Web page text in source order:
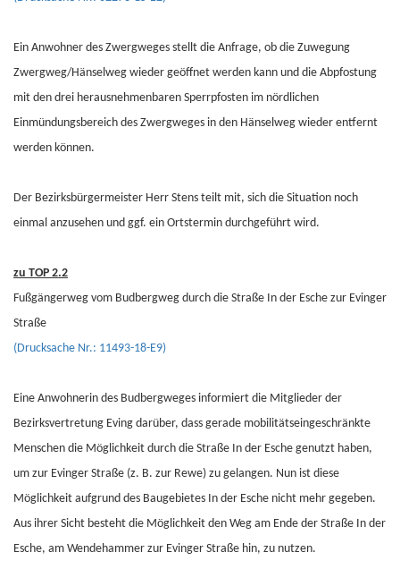
Ein Anwohner des Zwergweges stellt die Anfrage, ob die Zuwegung
Zwergweg/Hänselweg wieder geöffnet werden kann und die Abpfostung
mit den drei herausnehmenbaren Sperrpfosten im nördlichen
Einmündungsbereich des Zwergweges in den Hänselweg wieder entfernt
werden können.
Der Bezirksbürgermeister Herr Stens teilt mit, sich die Situation noch
einmal anzusehen und ggf. ein Ortstermin durchgeführt wird.
zu TOP 2.2
Fußgängerweg vom Budbergweg durch die Straße In der Esche zur Evinger
Straße
(Drucksache Nr.: 11493-18-E9)
Eine Anwohnerin des Budbergweges informiert die Mitglieder der
Bezirksvertretung Eving darüber, dass gerade mobilitätseingeschränkte
Menschen die Möglichkeit durch die Straße In der Esche genutzt haben,
um zur Evinger Straße (z. B. zur Rewe) zu gelangen. Nun ist diese
Möglichkeit aufgrund des Baugebietes In der Esche nicht mehr gegeben.
Aus ihrer Sicht besteht die Möglichkeit den Weg am Ende der Straße In der
Esche, am Wendehammer zur Evinger Straße hin, zu nutzen.